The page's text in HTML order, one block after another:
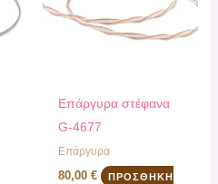
Επάργυρα στέφανα
G-4677
Επάργυρα
80,00 € ΠΡΟΣΘΉΚΗ